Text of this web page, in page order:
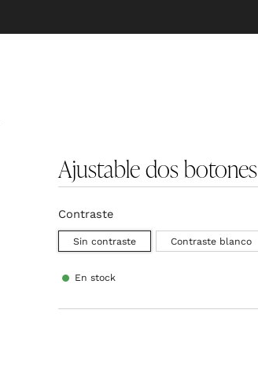
Ajustable dos botones
Contraste
Sin contraste Contraste blanco
En stock